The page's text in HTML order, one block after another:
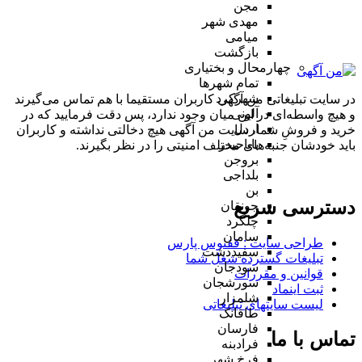
مجن
مهدی شهر
میامی
بازگشت
چهارمحال و بختیاری
تمام شهر‌ها
شهرکرد
آلونی
اردل
باباحیدر
بروجن
بلداجی
بن
جونقان
چلگرد
سامان
سفیددشت
سودجان
سورشجان
شلمزار
طاقانک
فارسان
فرادبنه
در سایت تبلیغاتی من آگهی کاربران مستقیما با هم تماس می‌گیرند
و هیچ واسطه‌ای در این میان وجود ندارد، پس دقت فرمایید که در
خرید و فروشِ شما، سایت من آگهی هیچ دخالتی نداشته و کاربران
باید خودشان جنبه‌های مختلف امنیتی را در نظر بگیرند.
دسترسی سریع
طراحی سایت :‌ ققنوس پارس
تبلیغات گسترده شغل شما
قوانین و مقررات
ثبت اینماد
لیست سایتهای تبلیغاتی
تماس با ما